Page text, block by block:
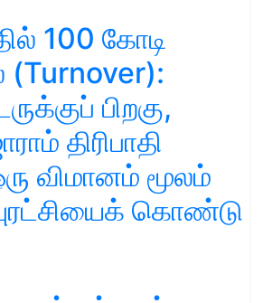
100 கோடி
(Turnover):
பிறகு,
திரிபாதி
விமானம் மூலம்
கொண்டு